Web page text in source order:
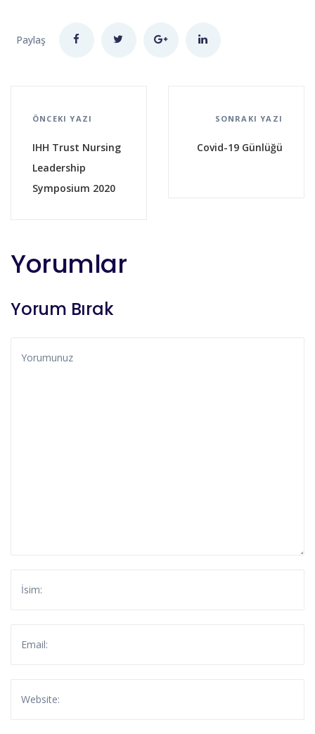
Paylaş
ÖNCEKI YAZI
IHH Trust Nursing
Leadership
Symposium 2020
SONRAKI YAZI
Covid-19 Günlüğü
Yorumlar
Yorum Bırak